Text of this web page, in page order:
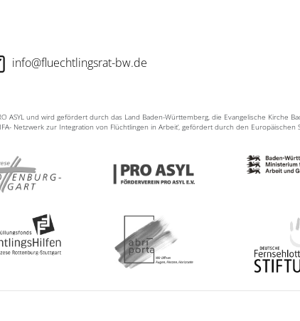
info@fluechtlingsrat-bw.de
und wird gefördert durch das Land Baden-Württemberg, die Evangelische Kirche
Netzwerk zur Integration von Flüchtlingen in Arbeit‘, gefördert durch den Europäischen